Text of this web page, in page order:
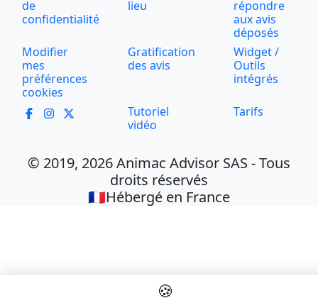
de
confidentialité
lieu
répondre
aux avis
déposés
Modifier
mes
préférences
cookies
Gratification
des avis
Widget /
Outils
intégrés
Tutoriel
vidéo
Tarifs
© 2019, 2026 Animac Advisor SAS - Tous
droits réservés
🇫🇷Hébergé en France
🍪